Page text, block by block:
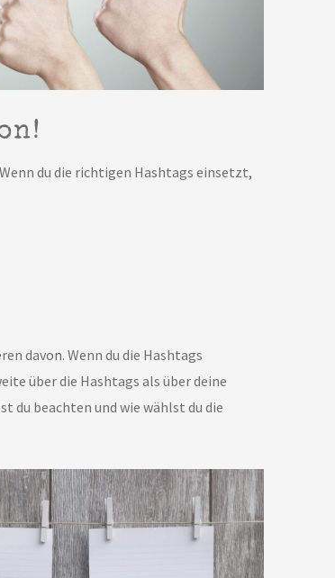
du die richtigen Hashtags einsetzt,
davon. Wenn du die Hashtags
über die Hashtags als über deine
du beachten und wie wählst du die